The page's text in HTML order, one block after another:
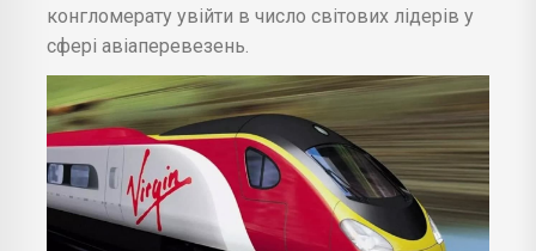
конгломерату увійти в число світових лідерів у
сфері авіаперевезень.